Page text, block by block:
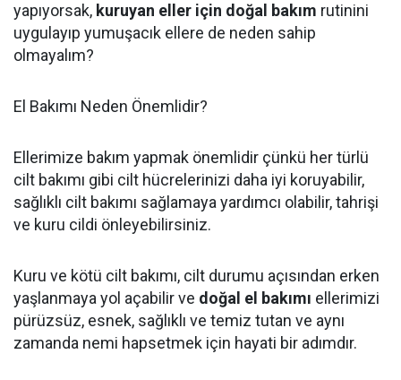
yapıyorsak, kuruyan eller için doğal bakım rutinini
uygulayıp yumuşacık ellere de neden sahip
olmayalım?
El Bakımı Neden Önemlidir?
Ellerimize bakım yapmak önemlidir çünkü her türlü
cilt bakımı gibi cilt hücrelerinizi daha iyi koruyabilir,
sağlıklı cilt bakımı sağlamaya yardımcı olabilir, tahrişi
ve kuru cildi önleyebilirsiniz.
Kuru ve kötü cilt bakımı, cilt durumu açısından erken
yaşlanmaya yol açabilir ve doğal el bakımı ellerimizi
pürüzsüz, esnek, sağlıklı ve temiz tutan ve aynı
zamanda nemi hapsetmek için hayati bir adımdır.